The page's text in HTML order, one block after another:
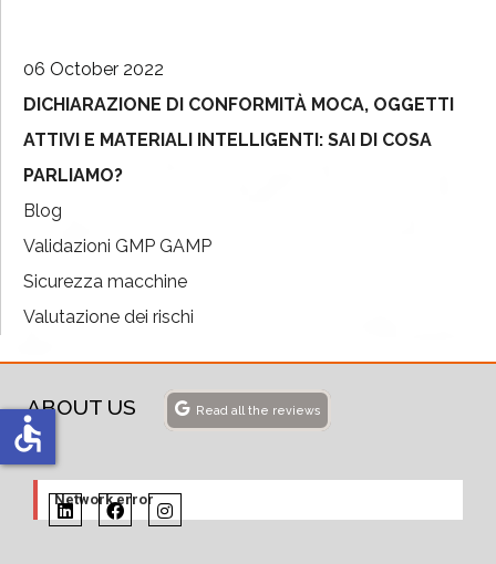
06 October 2022
DICHIARAZIONE DI CONFORMITÀ MOCA, OGGETTI
ATTIVI E MATERIALI INTELLIGENTI: SAI DI COSA
PARLIAMO?
Blog
Validazioni GMP GAMP
Sicurezza macchine
Valutazione dei rischi
ABOUT US Read all the reviews
Network error
accessible